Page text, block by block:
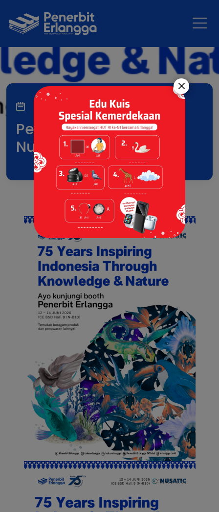
Penerbit Erlangga di
Nusatic 2026